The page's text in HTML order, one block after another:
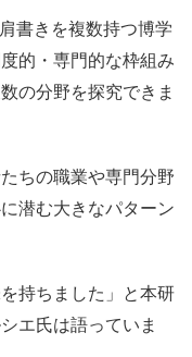
書きを複数持つ博学
的・専門的な枠組み
の分野を探究できま
ちの職業や専門分野
潜む大きなパターン
持ちました」と本研
エ氏は語っていま